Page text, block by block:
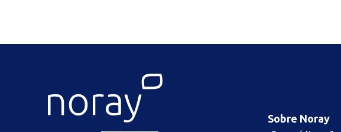
Sobre Noray